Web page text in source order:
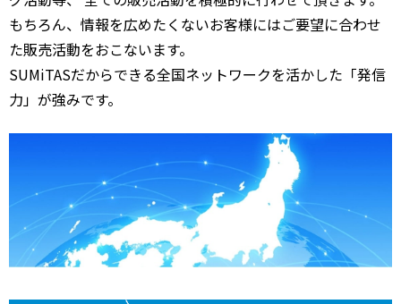
もちろん、情報を広めたくないお客様にはご要望に合わせ
た販売活動をおこないます。
SUMiTASだからできる全国ネットワークを活かした「発信
力」が強みです。